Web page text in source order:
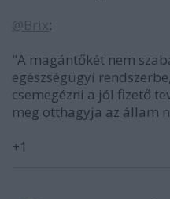
@Brix:
"A magántőkét nem
egészségügyi
csemegézni a jól fizető
meg otthagyja az állam
+1